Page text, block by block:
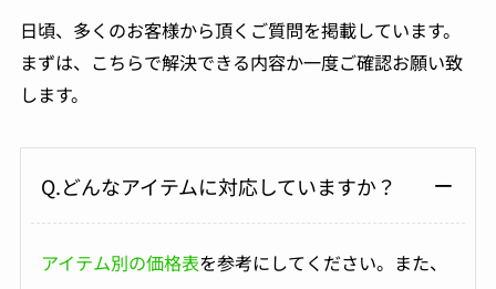
日頃、多くのお客様から頂くご質問を掲載しています。
まずは、こちらで解決できる内容か一度ご確認お願い致
します。
Q.どんなアイテムに対応していますか？
アイテム別の価格表を参考にしてください。また、